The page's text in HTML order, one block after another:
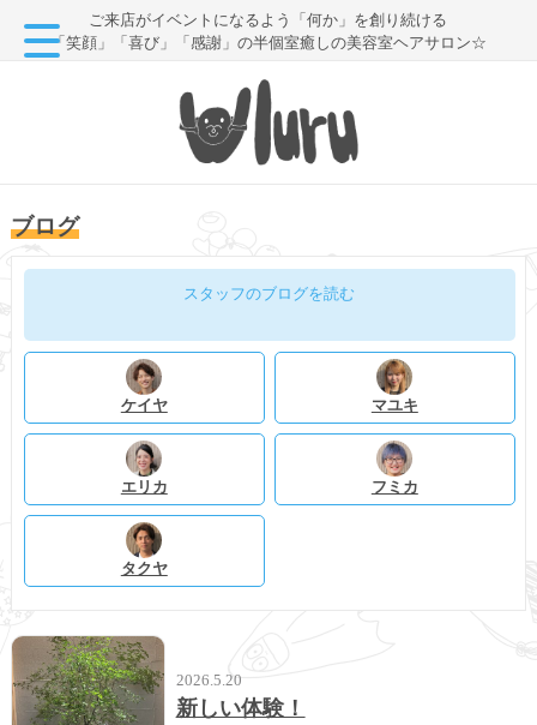
ご来店がイベントになるよう「何か」を創り続ける
「笑顔」「喜び」「感謝」の半個室癒しの美容室ヘアサロン☆
ブログ
スタッフのブログを読む
ケイヤ マユキ
エリカ フミカ
タクヤ
2026.5.20
新しい体験！